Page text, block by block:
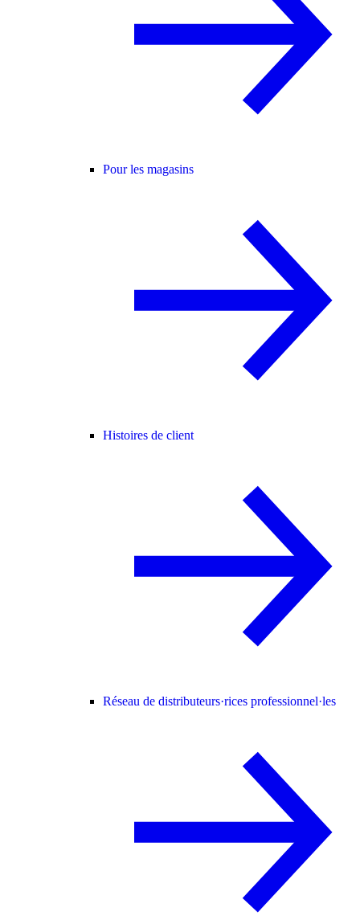
Pour les magasins
Histoires de client
Réseau de distributeurs·rices professionnel·les